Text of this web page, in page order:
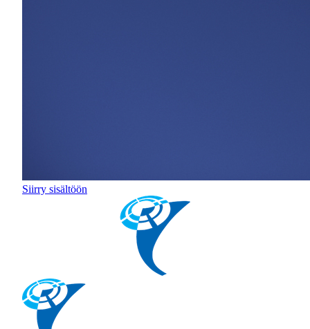
Siirry sisältöön